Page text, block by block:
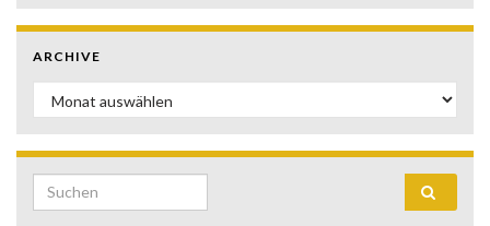
ARCHIVE
Archive
Search for: